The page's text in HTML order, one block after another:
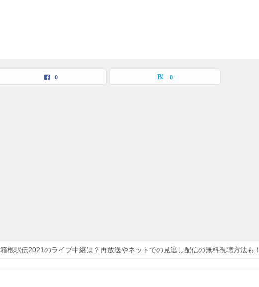
0 0
箱根駅伝2021のライブ中継は？再放送やネットでの見逃し配信の無料視聴方法も！